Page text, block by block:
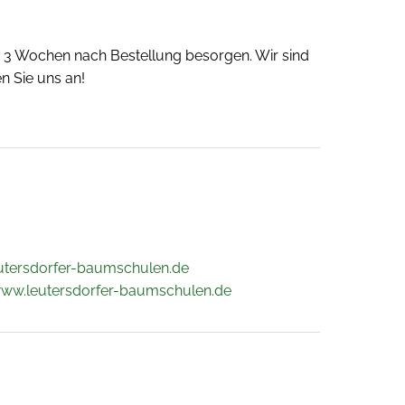
Wochen nach Bestellung besorgen. Wir sind
Sie uns an!
baumschulen.de
baumschulen.de